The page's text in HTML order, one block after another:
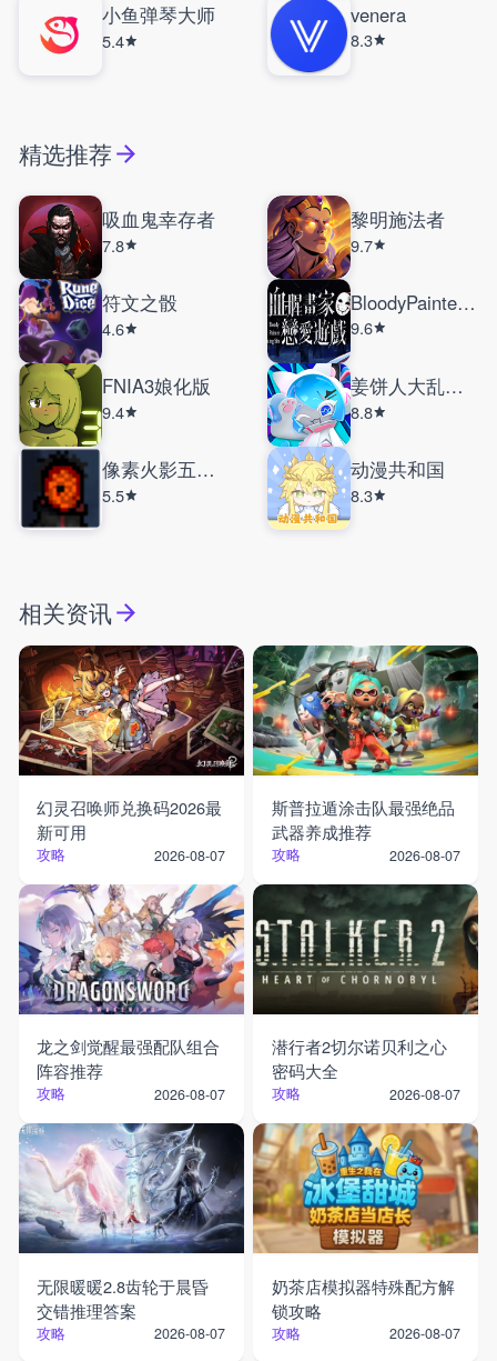
小鱼弹琴大师
5.4
venera
8.3
精选推荐
吸血鬼幸存者
7.8
黎明施法者
9.7
符文之骰
4.6
BloodyPainterDatingSim
9.6
FNIA3娘化版
9.4
姜饼人大乱斗国际服
8.8
像素火影五影斑
5.5
动漫共和国
8.3
相关资讯
幻灵召唤师兑换码2026最
新可用
攻略 2026-08-07
斯普拉遁涂击队最强绝品
武器养成推荐
攻略 2026-08-07
龙之剑觉醒最强配队组合
阵容推荐
攻略 2026-08-07
潜行者2切尔诺贝利之心
密码大全
攻略 2026-08-07
无限暖暖2.8齿轮于晨昏
交错推理答案
攻略 2026-08-07
奶茶店模拟器特殊配方解
锁攻略
攻略 2026-08-07